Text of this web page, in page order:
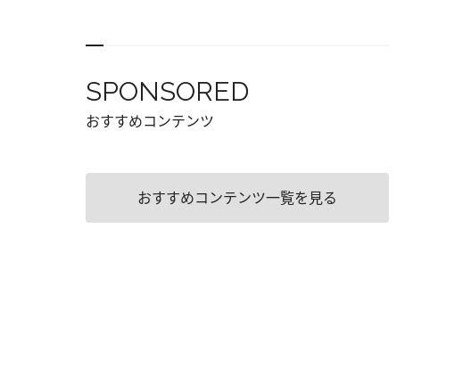
SPONSORED
おすすめコンテンツ
おすすめコンテンツ一覧を見る